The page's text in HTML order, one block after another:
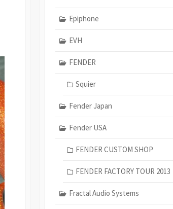
Epiphone
EVH
FENDER
Squier
Fender Japan
Fender USA
FENDER CUSTOM SHOP
FENDER FACTORY TOUR 2013
Fractal Audio Systems